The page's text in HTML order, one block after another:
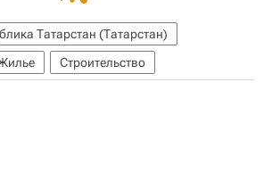
Татарстан (Татарстан)
Строительство